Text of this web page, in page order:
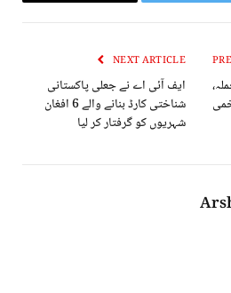
NEXT ARTICLE
ایف آئی اے نے جعلی پاکستانی
شناختی کارڈ بنانے والے 6 افغان
شہریوں کو گرفتار کر لیا